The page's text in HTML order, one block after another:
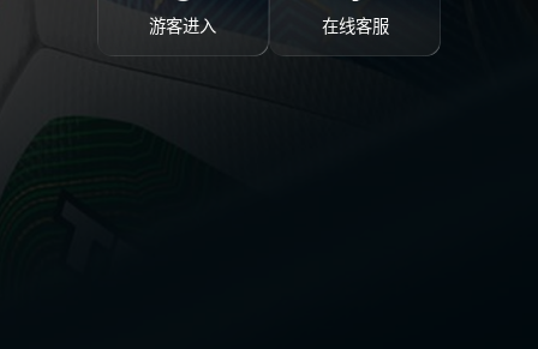
游客进入 在线客服